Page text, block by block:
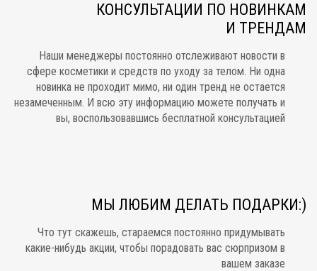
КОНСУЛЬТАЦИИ ПО НОВИНКАМ
И ТРЕНДАМ
Наши менеджеры постоянно отслеживают новости в
сфере косметики и средств по уходу за телом. Ни одна
новинка не проходит мимо, ни один тренд не остается
незамеченным. И всю эту информацию можете получать и
вы, воспользовавшись бесплатной консультацией
МЫ ЛЮБИМ ДЕЛАТЬ ПОДАРКИ:)
Что тут скажешь, стараемся постоянно придумывать
какие-нибудь акции, чтобы порадовать вас сюрпризом в
вашем заказе